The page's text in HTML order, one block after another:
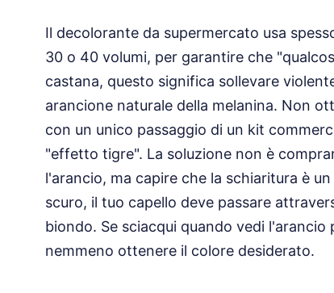
Il decolorante da supermercato usa
30 o 40 volumi, per garantire che
castana, questo significa sollevare
arancione naturale della melanina. Non
con un unico passaggio di un kit
"effetto tigre". La soluzione non è
l'arancio, ma capire che la schiaritura è
scuro, il tuo capello deve passare
biondo. Se sciacqui quando vedi
nemmeno ottenere il colore desiderato.